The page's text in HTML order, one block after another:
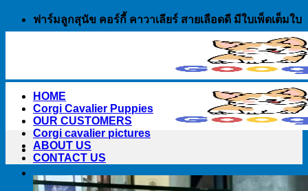
Skip
ฟาร์มลูกสุนัข คอร์กี้ คาวาเลียร์ สายเลือดดี มีใบเพ็ดเต็มใบ
HOME
Corgi Cavalier Puppies
OUR CUSTOMERS
Corgi cavalier pictures
ABOUT US
CONTACT US